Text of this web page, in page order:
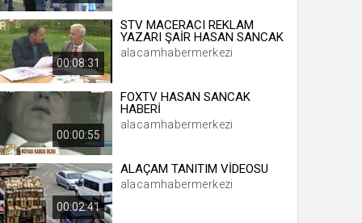
00:08:31
STV MACERACI REKLAM
YAZARI ŞAİR HASAN SANCAK
alacamhabermerkezi
00:00:55
FOXTV HASAN SANCAK
HABERİ
alacamhabermerkezi
00:02:41
ALAÇAM TANITIM VİDEOSU
alacamhabermerkezi